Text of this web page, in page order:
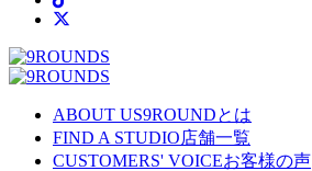
ABOUT US9ROUNDとは
FIND A STUDIO店舗一覧
CUSTOMERS' VOICEお客様の声